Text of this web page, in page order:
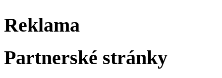
Reklama
Partnerské stránky